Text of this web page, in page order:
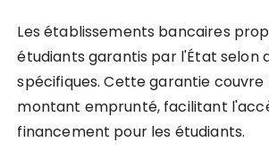
Les établissements bancaires
étudiants garantis par l'État selon
spécifiques. Cette garantie couvre
montant emprunté, facilitant
financement pour les étudiants.